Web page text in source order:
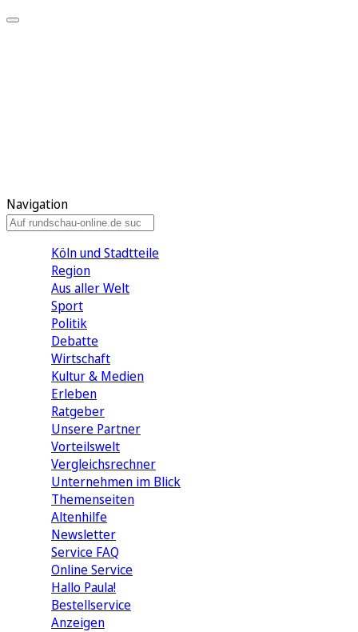
Navigation
Köln und Stadtteile
Region
Aus aller Welt
Sport
Politik
Debatte
Wirtschaft
Kultur & Medien
Erleben
Ratgeber
Unsere Partner
Vorteilswelt
Vergleichsrechner
Unternehmen im Blick
Themenseiten
Altenhilfe
Newsletter
Service FAQ
Online Service
Hallo Paula!
Bestellservice
Anzeigen